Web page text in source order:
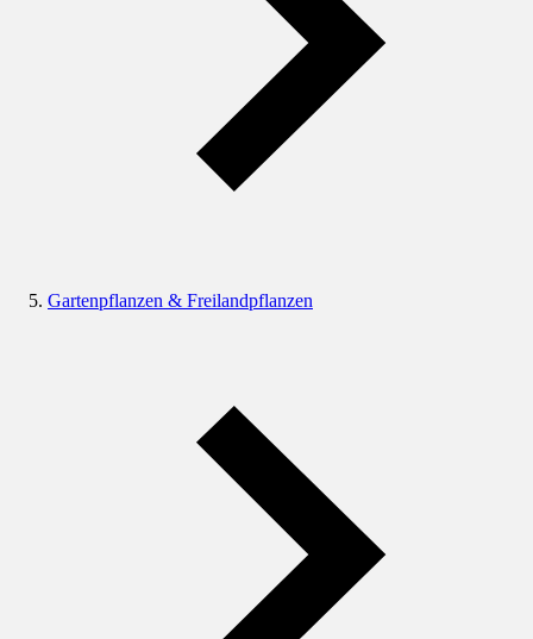
Gartenpflanzen & Freilandpflanzen